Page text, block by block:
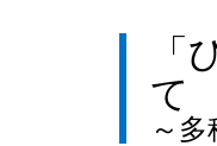
て
～